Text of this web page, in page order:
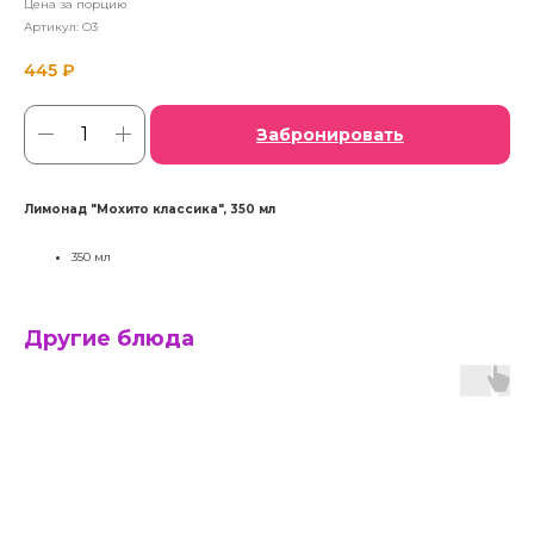
Цена за порцию
Артикул: O3
445 ₽
Забронировать
Лимонад "Мохито классика", 350 мл
350 мл
Другие блюда